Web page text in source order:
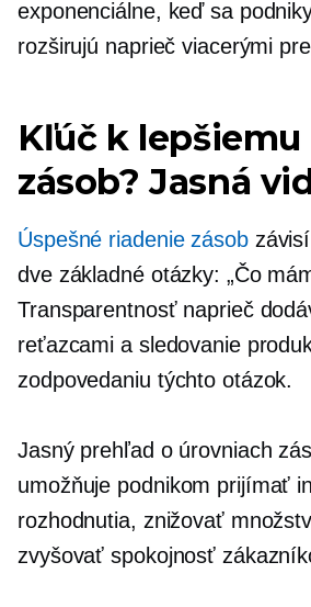
exponenciálne, keď sa
rozširujú naprieč viacerými
Kľúč k
zásob? Jasná
Úspešné riadenie zásobzávisí
dve základné otázky: „Čo
Transparentnosť naprieč
reťazcami a sledovanie
zodpovedaniu týchto otázok.
Jasný prehľad o úrovniach
umožňuje podnikom prijímať
rozhodnutia, znižovať
zvyšovať spokojnosť